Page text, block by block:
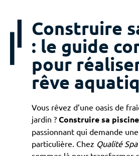
Construire
: le guide
pour
rêve
Vous rêvez d’une oasis de
jardin ? Construire sa piscine
passionnant qui demande
particulière. Chez Qualité